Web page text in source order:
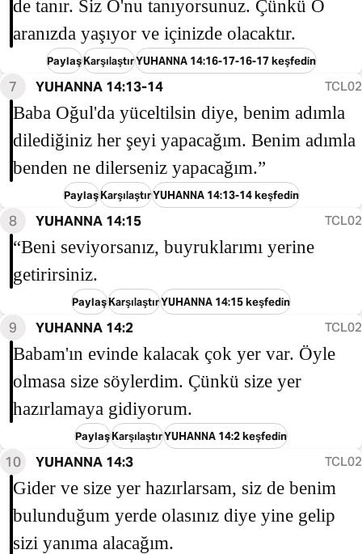
de tanır. Siz O'nu tanıyorsunuz. Çünkü O
aranızda yaşıyor ve içinizde olacaktır.
PaylaşKarşılaştırYUHANNA 14:16-17-16-17 keşfedin
7 YUHANNA 14:13-14 TCL02
Baba Oğul'da yüceltilsin diye, benim adımla
dilediğiniz her şeyi yapacağım. Benim adımla
benden ne dilerseniz yapacağım.”
PaylaşKarşılaştırYUHANNA 14:13-14 keşfedin
8 YUHANNA 14:15 TCL02
“Beni seviyorsanız, buyruklarımı yerine
getirirsiniz.
PaylaşKarşılaştırYUHANNA 14:15 keşfedin
9 YUHANNA 14:2 TCL02
Babam'ın evinde kalacak çok yer var. Öyle
olmasa size söylerdim. Çünkü size yer
hazırlamaya gidiyorum.
PaylaşKarşılaştırYUHANNA 14:2 keşfedin
10 YUHANNA 14:3 TCL02
Gider ve size yer hazırlarsam, siz de benim
bulunduğum yerde olasınız diye yine gelip
sizi yanıma alacağım.